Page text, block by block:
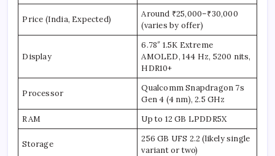
Price (India, Expected)
Around ₹25,000–₹30,000
(varies by offer)​
Display
6.78″ 1.5K Extreme
AMOLED, 144 Hz, 5200 nits,
HDR10+
Processor
Qualcomm Snapdragon 7s
Gen 4 (4 nm), 2.5 GHz
RAM
Up to 12 GB LPDDR5X
Storage
256 GB UFS 2.2 (likely single
variant or two)